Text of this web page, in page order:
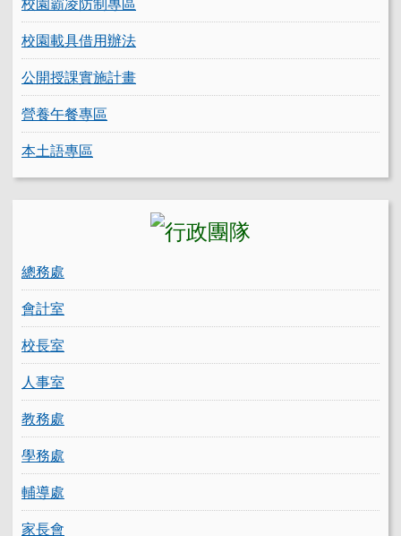
校園載具借用辦法
公開授課實施計畫
營養午餐專區
本土語專區
總務處
會計室
校長室
人事室
教務處
學務處
輔導處
家長會